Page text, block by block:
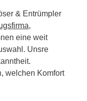
& Entrümpler
eine weit
Unsre
welchen Komfort